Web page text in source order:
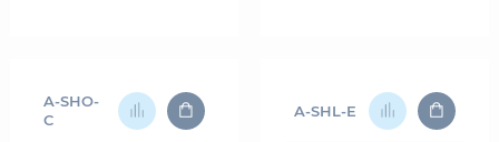
A-SHO-
C
A-SHL-E